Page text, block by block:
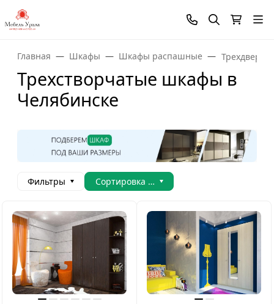
Главная Шкафы Шкафы распашные
Трехстворчатые шкафы в
Челябинске
Фильтры Сортировка товаров